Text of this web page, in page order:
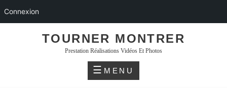
Connexion
TOURNER MONTRER
Prestation Réalisations Vidéos Et Photos
MENU